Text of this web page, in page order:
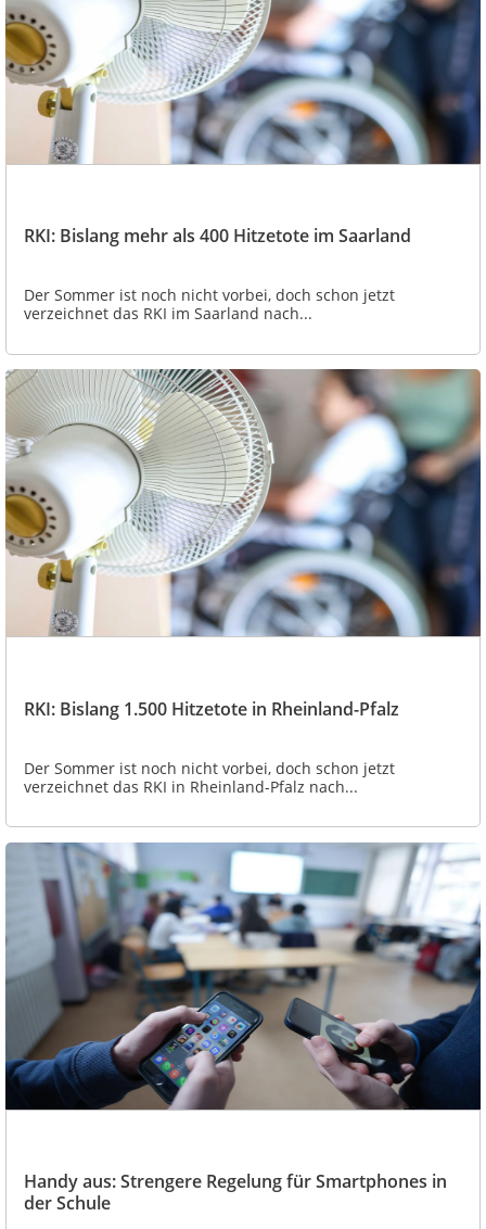
RKI: Bislang mehr als 400 Hitzetote im Saarland
Der Sommer ist noch nicht vorbei, doch schon jetzt
verzeichnet das RKI im Saarland nach...
RKI: Bislang 1.500 Hitzetote in Rheinland-Pfalz
Der Sommer ist noch nicht vorbei, doch schon jetzt
verzeichnet das RKI in Rheinland-Pfalz nach...
Handy aus: Strengere Regelung für Smartphones in
der Schule